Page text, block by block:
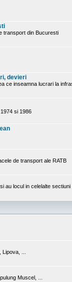
transport din Bucuresti
devieri
ce inseamna lucrari la
si 1986
de transport ale RATB
au locul in celelalte
...
Muscel, ...